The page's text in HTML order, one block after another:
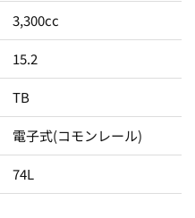
3,300cc
15.2
TB
電子式(コモンレール)
74L